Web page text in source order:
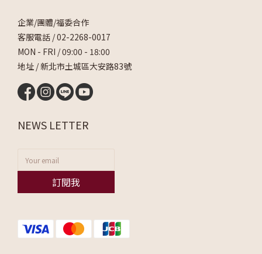
企業/團體/福委合作
客服電話 /02-2268-0017
MON - FRI / 09:00 - 18:00
地址 / 新北市土城區大安路83號
NEWS LETTER
訂閱我